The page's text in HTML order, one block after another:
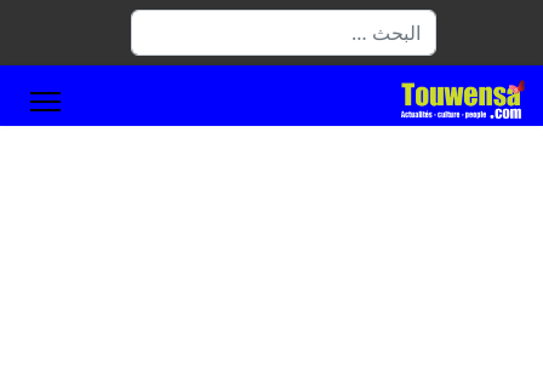
البحث